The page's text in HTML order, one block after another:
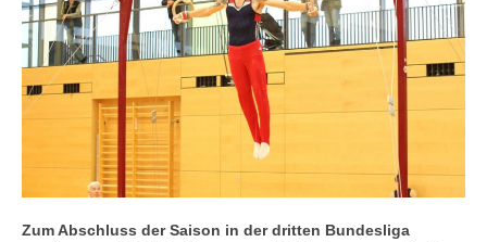
Zum Abschluss der Saison in der dritten Bundesliga